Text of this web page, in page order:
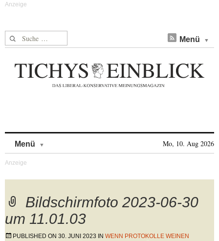
Suche nach: Menü
Menü Mo, 10. Aug 2026
Bildschirmfoto 2023-06-30
um 11.01.03
PUBLISHED ON 30. JUNI 2023 IN WENN PROTOKOLLE WEINEN